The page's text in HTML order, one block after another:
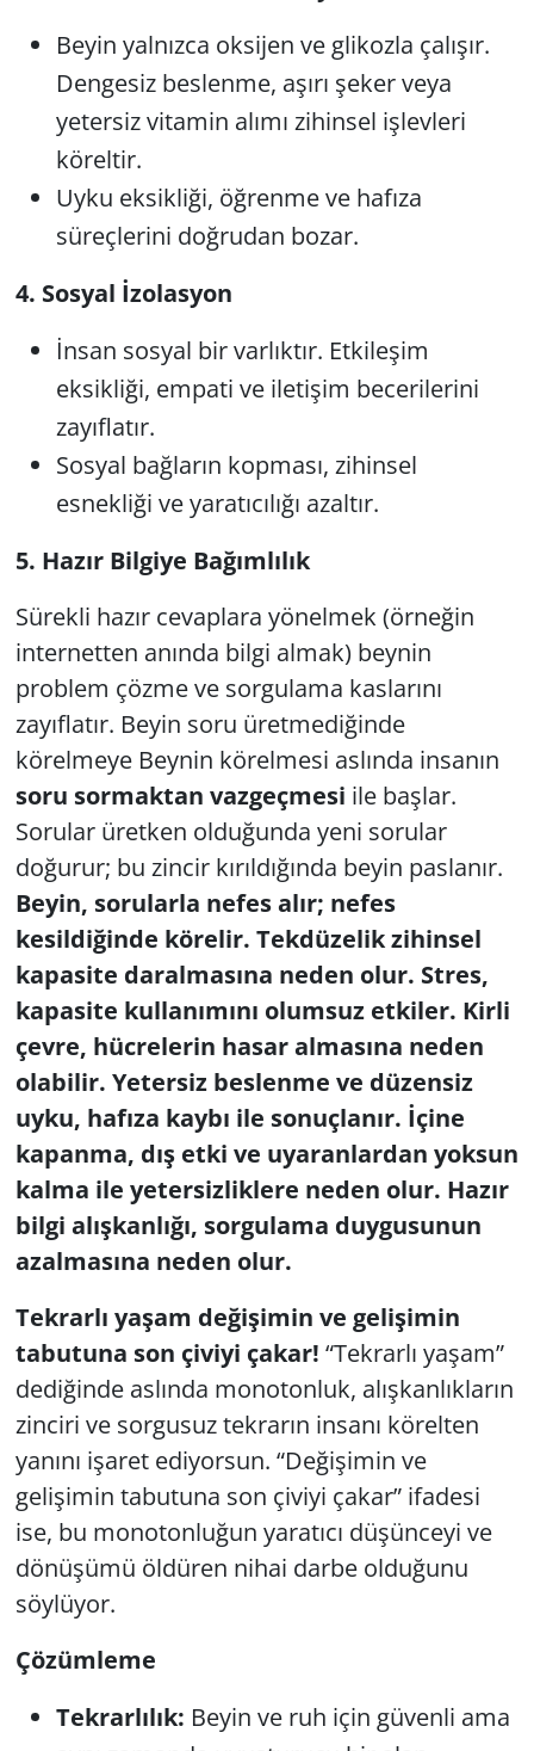
Beyin yalnızca oksijen ve glikozla çalışır.
Dengesiz beslenme, aşırı şeker veya
yetersiz vitamin alımı zihinsel işlevleri
köreltir.
Uyku eksikliği, öğrenme ve hafıza
süreçlerini doğrudan bozar.
4. Sosyal İzolasyon
İnsan sosyal bir varlıktır. Etkileşim
eksikliği, empati ve iletişim becerilerini
zayıflatır.
Sosyal bağların kopması, zihinsel
esnekliği ve yaratıcılığı azaltır.
5. Hazır Bilgiye Bağımlılık
Sürekli hazır cevaplara yönelmek (örneğin
internetten anında bilgi almak) beynin
problem çözme ve sorgulama kaslarını
zayıflatır. Beyin soru üretmediğinde
körelmeye Beynin körelmesi aslında insanın
soru sormaktan vazgeçmesi ile başlar.
Sorular üretken olduğunda yeni sorular
doğurur; bu zincir kırıldığında beyin paslanır.
Beyin, sorularla nefes alır; nefes
kesildiğinde körelir. Tekdüzelik zihinsel
kapasite daralmasına neden olur. Stres,
kapasite kullanımını olumsuz etkiler. Kirli
çevre, hücrelerin hasar almasına neden
olabilir. Yetersiz beslenme ve düzensiz
uyku, hafıza kaybı ile sonuçlanır. İçine
kapanma, dış etki ve uyaranlardan yoksun
kalma ile yetersizliklere neden olur. Hazır
bilgi alışkanlığı, sorgulama duygusunun
azalmasına neden olur.
Tekrarlı yaşam değişimin ve gelişimin
tabutuna son çiviyi çakar! “Tekrarlı yaşam”
dediğinde aslında monotonluk, alışkanlıkların
zinciri ve sorgusuz tekrarın insanı körelten
yanını işaret ediyorsun. “Değişimin ve
gelişimin tabutuna son çiviyi çakar” ifadesi
ise, bu monotonluğun yaratıcı düşünceyi ve
dönüşümü öldüren nihai darbe olduğunu
söylüyor.
Çözümleme
Tekrarlılık: Beyin ve ruh için güvenli ama